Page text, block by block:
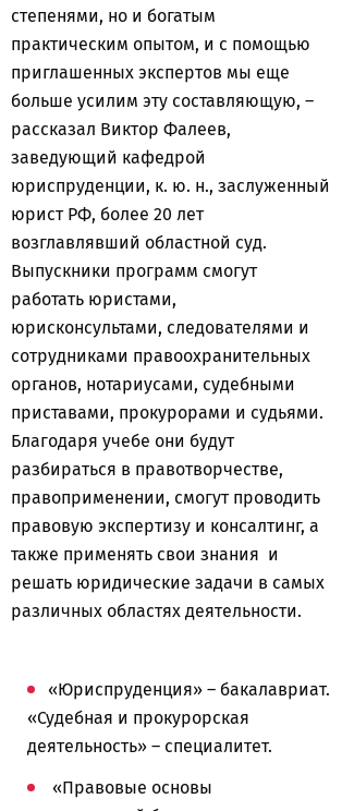
степенями, но и богатым
практическим опытом, и с помощью
приглашенных экспертов мы еще
больше усилим эту составляющую, –
рассказал Виктор Фалеев,
заведующий кафедрой
юриспруденции, к. ю. н., заслуженный
юрист РФ, более 20 лет
возглавлявший областной суд.
Выпускники программ смогут
работать юристами,
юрисконсультами, следователями и
сотрудниками правоохранительных
органов, нотариусами, судебными
приставами, прокурорами и судьями.
Благодаря учебе они будут
разбираться в правотворчестве,
правоприменении, смогут проводить
правовую экспертизу и консалтинг, а
также применять свои знания и
решать юридические задачи в самых
различных областях деятельности.
«Юриспруденция» – бакалавриат.
«Судебная и прокурорская
деятельность» – специалитет.
«Правовые основы